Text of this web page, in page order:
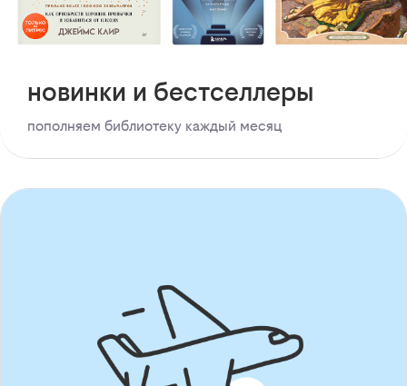
новинки и бестселлеры
пополняем библиотеку каждый месяц